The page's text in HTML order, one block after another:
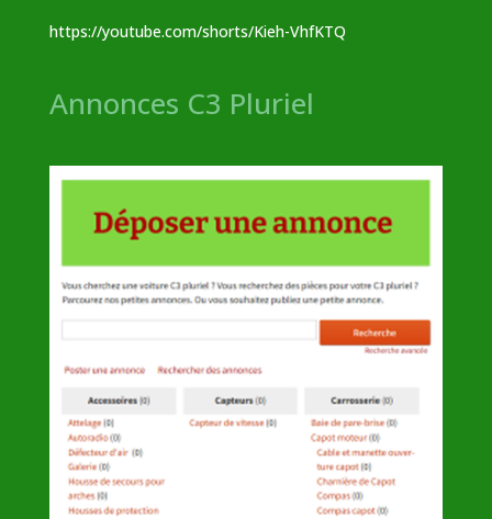
https://youtube.com/shorts/Kieh-VhfKTQ
Annonces C3 Pluriel